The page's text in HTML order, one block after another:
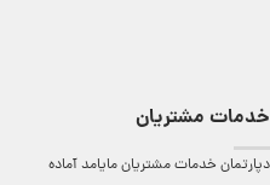
خدمات مشتریان
دپارتمان خدمات مشتریان مایامد آماده